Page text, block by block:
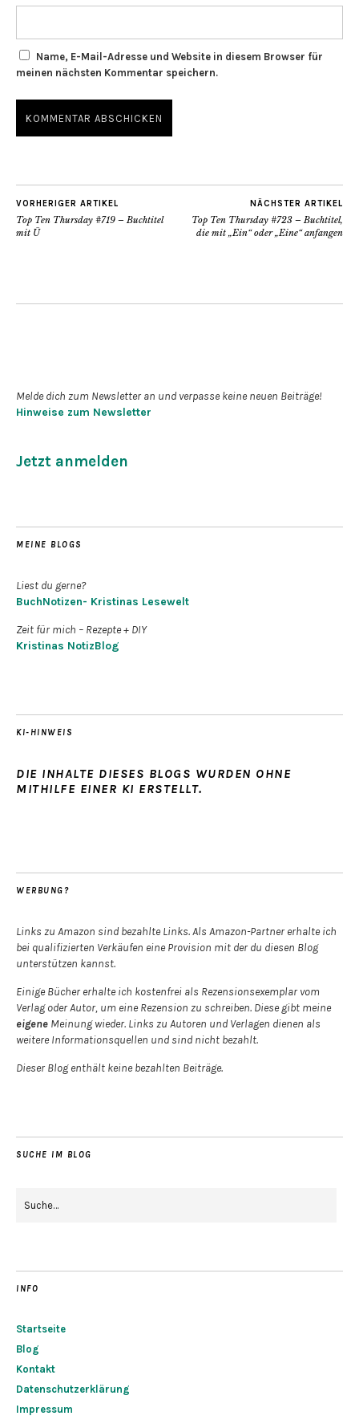
Name, E-Mail-Adresse und Website in diesem Browser für
meinen nächsten Kommentar speichern.
VORHERIGER ARTIKEL
Top Ten Thursday #719 – Buchtitel
mit Ü
NÄCHSTER ARTIKEL
Top Ten Thursday #723 – Buchtitel,
die mit „Ein“ oder „Eine“ anfangen
Melde dich zum Newsletter an und verpasse keine neuen Beiträge!
Hinweise zum Newsletter
Jetzt anmelden
MEINE BLOGS
Liest du gerne?
BuchNotizen- Kristinas Lesewelt
Zeit für mich – Rezepte + DIY
Kristinas NotizBlog
KI-HINWEIS
DIE INHALTE DIESES BLOGS WURDEN OHNE
MITHILFE EINER KI ERSTELLT.
WERBUNG?
Links zu Amazon sind bezahlte Links. Als Amazon-Partner erhalte ich
bei qualifizierten Verkäufen eine Provision mit der du diesen Blog
unterstützen kannst.
Einige Bücher erhalte ich kostenfrei als Rezensionsexemplar vom
Verlag oder Autor, um eine Rezension zu schreiben. Diese gibt meine
eigene Meinung wieder. Links zu Autoren und Verlagen dienen als
weitere Informationsquellen und sind nicht bezahlt.
Dieser Blog enthält keine bezahlten Beiträge.
SUCHE IM BLOG
INFO
Startseite
Blog
Kontakt
Datenschutzerklärung
Impressum